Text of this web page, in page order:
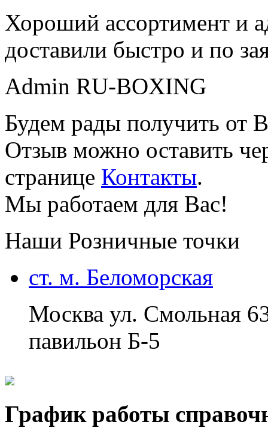
Хороший ассортимент и
доставили быстро и по
Admin RU-BOXING
Будем рады получить от
Отзыв можно оставить
странице Контакты.
Мы работаем для Вас!
Наши Розничные точки
ст. м. Беломорская
Москва ул. Смольная
павильон Б-5
График работы